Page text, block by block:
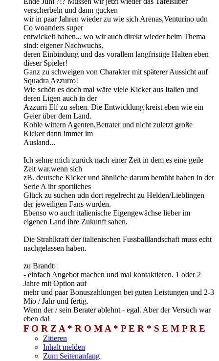
verscherbeln und dann gucken
wir in paar Jahren wieder zu wie sich Arenas,Venturino udn
Co woanders super
entwickelt haben... wo wir auch direkt wieder beim Thema
sind: eigener Nachwuchs,
deren Einbindung und das vorallem langfristige Halten eben
dieser Spieler!
Ganz zu schweigen von Charakter mit späterer Aussicht auf
Squadra Azzurro!
Wie schön es doch mal wäre viele Kicker aus Italien und
deren Ligen auch in der
Azzurri Elf zu sehen. Die Entwicklung kreist eben wie ein
Geier über dem Land.
Kohle wittern Agenten,Betrater und nicht zuletzt große
Kicker dann immer im
Ausland...
Ich sehne mich zurück nach einer Zeit in dem es eine geile
Zeit war,wenn sich
zB. deutsche Kicker und ähnliche darum bemüht haben in der
Serie A ihr sportliches
Glück zu suchen udn dort regelrecht zu Helden/Lieblingen
der jeweiligen Fans wurden.
Ebenso wo auch italienische Eigengewächse lieber im
eigenen Land ihre Zukunft sahen.
Die Strahlkraft der italienischen Fussballlandschaft muss echt
nachgelassen haben.
zu Brandt:
- einfach Angebot machen und mal kontaktieren. 1 oder 2
Jahre mit Option auf
mehr und paar Bonuszahlungen bei guten Leistungen und 2-3
Mio / Jahr und fertig.
Wenn der / sein Berater ablehnt - egal. Aber der Versuch war
eben da!
F O R Z A * R O M A * P E R * S E M P R E
Zitieren
Inhalt melden
Zum Seitenanfang